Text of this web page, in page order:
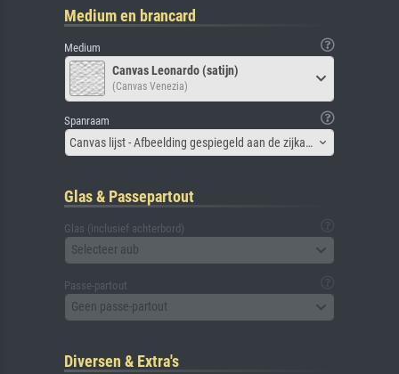
Medium en brancard
Medium
Canvas Leonardo (satijn)
(Canvas Venezia)
Spanraam
Canvas lijst - Afbeelding gespiegeld aan de zijkant
Glas & Passepartout
Glas (inclusief achterbord)
Selecteer aub
Passe-partout
Geen passe-partout
Diversen & Extra's